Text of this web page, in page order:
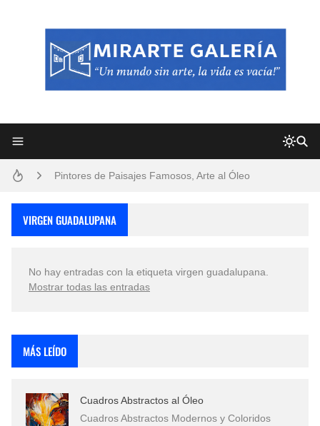
Pintores de Paisajes Famosos, Arte al Óleo
Que significan los cuadros de negras africanas?
VIRGEN GUADALUPANA
No hay entradas con la etiqueta virgen guadalupana
Mostrar todas las entradas
MÁS LEÍDO
Cuadros Abstractos al Óleo
Cuadros Abstractos Modernos y Coloridos